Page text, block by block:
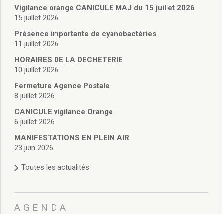
Police Municipale/règlementation
Cimetière/réglementation funéraire
Services en ligne
Licences boissons
Cadastre
Actes d’état civil
Budget de Fonctionnement
Budget d’Investissement
Conseils municipaux
Règlement du conseil municipal
Délibérations 2025
Délibérations 2022
Vigilance orange CANICULE MAJ du 15 juillet 2026
15 juillet 2026
Présence importante de cyanobactéries
11 juillet 2026
HORAIRES DE LA DECHETERIE
10 juillet 2026
Fermeture Agence Postale
8 juillet 2026
CANICULE vigilance Orange
6 juillet 2026
MANIFESTATIONS EN PLEIN AIR
23 juin 2026
Toutes les actualités
AGENDA